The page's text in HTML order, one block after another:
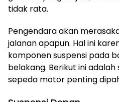
tidak rata.
Pengendara akan
jalanan apapun. Hal ini
komponen suspensi pada
belakang. Berikut ini
sepeda motor penting